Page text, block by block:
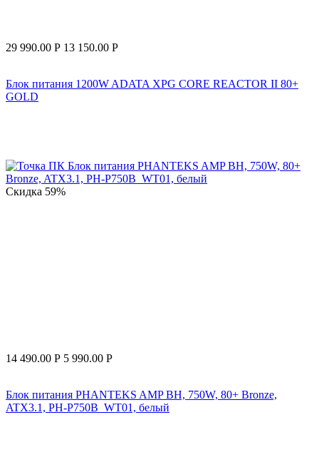
29 990.00 Р 13 150.00 Р
Блок питания 1200W ADATA XPG CORE REACTOR II 80+
GOLD
Скидка 59%
14 490.00 Р 5 990.00 Р
Блок питания PHANTEKS AMP BH, 750W, 80+ Bronze,
ATX3.1, PH-P750B_WT01, белый